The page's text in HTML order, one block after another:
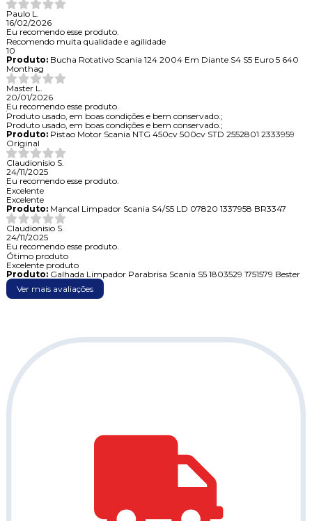
Paulo L.
16/02/2026
Eu recomendo esse produto.
Recomendo muita qualidade e agilidade
10
Produto:Bucha Rotativo Scania 124 2004 Em Diante S4 S5 Euro 5 640
Monthag
Master L.
20/01/2026
Eu recomendo esse produto.
Produto usado, em boas condições e bem conservado.;
Produto usado, em boas condições e bem conservado.;
Produto:Pistao Motor Scania NTG 450cv 500cv STD 2552801 2333959
Original
Claudionisio S.
24/11/2025
Eu recomendo esse produto.
Excelente
Excelente
Produto:Mancal Limpador Scania S4/S5 LD 07820 1337958 BR3347
Claudionisio S.
24/11/2025
Eu recomendo esse produto.
Ótimo produto
Excelente produto
Produto:Galhada Limpador Parabrisa Scania S5 1803529 1751579 Bester
Ver mais avaliações